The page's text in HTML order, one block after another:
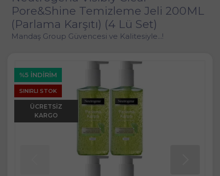
Pore&Shine Temizleme Jeli 200ML
(Parlama Karşıtı) (4 Lü Set)
Mandaş Group Güvencesi ve Kalitesiyle...!
%5 İNDIRIM
SINIRLI STOK
ÜCRETSIZ
KARGO